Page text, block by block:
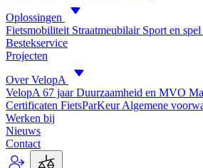
Oplossingen
Fietsmobiliteit Straatmeubilair Sport en spel
Bestekservice
Projecten
Over VelopA
VelopA 67 jaarDuurzaamheid en MVO
Certificaten FietsParKeurAlgemene
Werken bij
Nieuws
Contact